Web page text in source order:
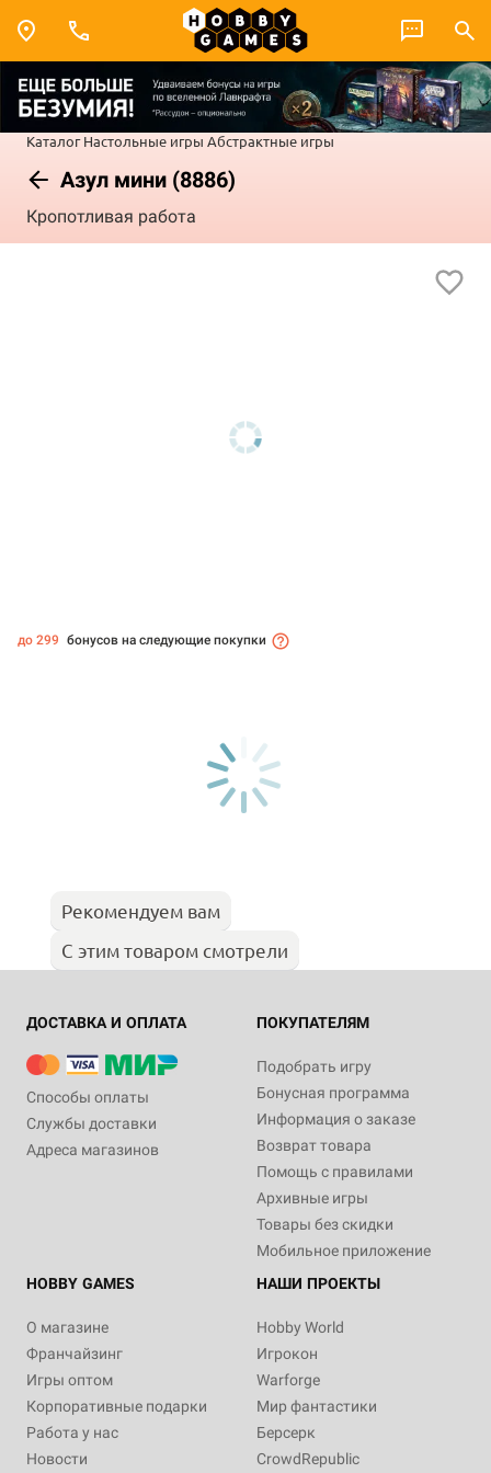
Каталог Настольные игры Абстрактные игры
Азул мини (8886)
Кропотливая работа
до 299 бонусов на следующие покупки
Рекомендуем вам
С этим товаром смотрели
ДОСТАВКА И ОПЛАТА
Способы оплаты
Службы доставки
Адреса магазинов
ПОКУПАТЕЛЯМ
Подобрать игру
Бонусная программа
Информация о заказе
Возврат товара
Помощь с правилами
Архивные игры
Товары без скидки
Мобильное приложение
HOBBY GAMES
О магазине
Франчайзинг
Игры оптом
Корпоративные подарки
Работа у нас
Новости
НАШИ ПРОЕКТЫ
Hobby World
Игрокон
Warforge
Мир фантастики
Берсерк
CrowdRepublic